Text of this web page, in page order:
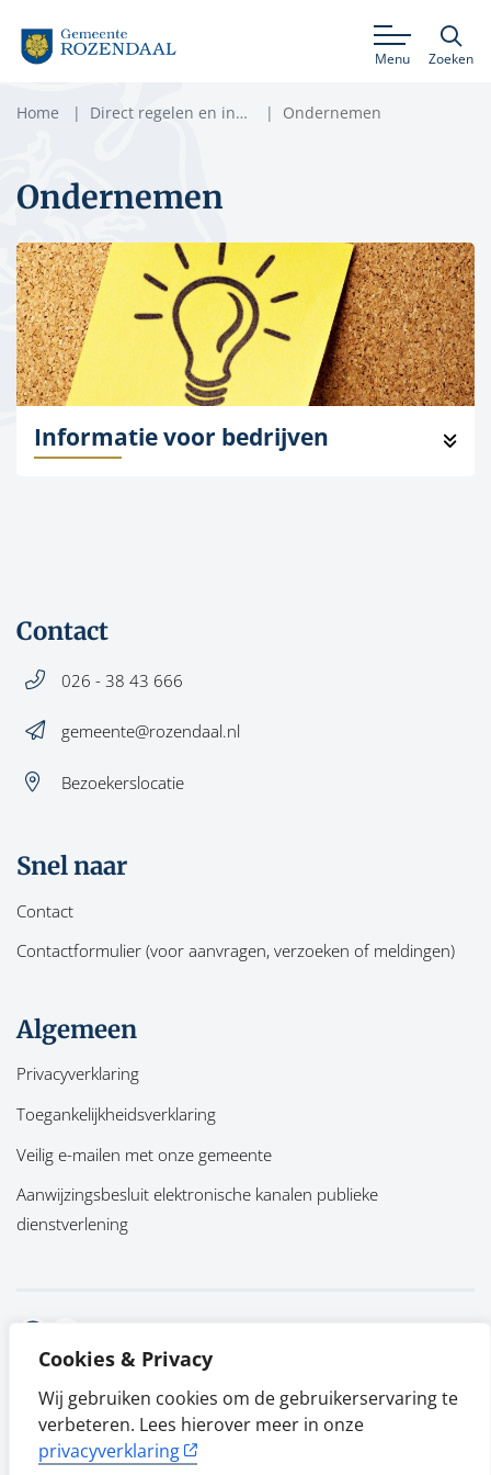
Cookies & Privacy
Wij gebruiken cookies om de gebruikerservaring te
verbeteren. Lees hierover meer in onze
privacyverklaring
Menu Zoeken
Home Direct regelen en informatie Ondernemen
Ondernemen
Informatie voor bedrijven
Contact
026 - 38 43 666
gemeente@rozendaal.nl
Bezoekerslocatie
Snel naar
Contact
Contactformulier (voor aanvragen, verzoeken of meldingen)
Algemeen
Privacyverklaring
Toegankelijkheidsverklaring
Veilig e-mailen met onze gemeente
Aanwijzingsbesluit elektronische kanalen publieke
dienstverlening
Facebook